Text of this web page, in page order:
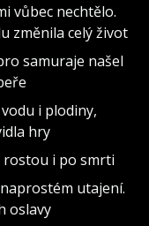
vůbec nechtělo.
změnila celý život
samuraje našel
i plodiny,
hry
rostou i po smrti
utajení.
oslavy